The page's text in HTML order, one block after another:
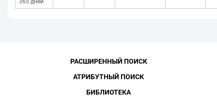
365 дней
РАСШИРЕННЫЙ ПОИСК
АТРИБУТНЫЙ ПОИСК
БИБЛИОТЕКА